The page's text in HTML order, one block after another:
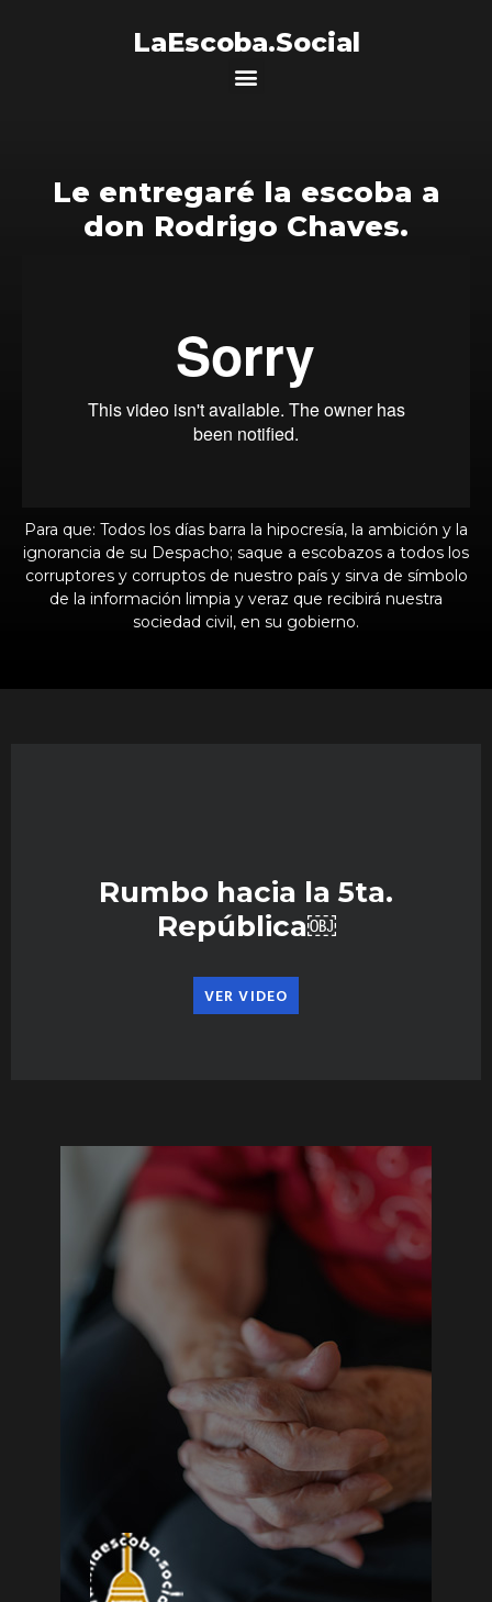
LaEscoba.Social
Le entregaré la escoba a
don Rodrigo Chaves.
Para que: Todos los días barra la hipocresía, la ambición y la
ignorancia de su Despacho; saque a escobazos a todos los
corruptores y corruptos de nuestro país y sirva de símbolo
de la información limpia y veraz que recibirá nuestra
sociedad civil, en su gobierno.
Rumbo hacia la 5ta.
República￼
VER VIDEO